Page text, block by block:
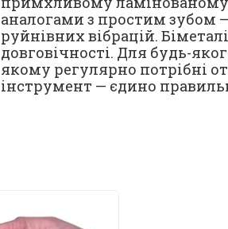
аналогами з простим зубом
руйнівних вібрацій.
довговічності. Для будь-
якому регулярно потрібні
інструмент — єдино